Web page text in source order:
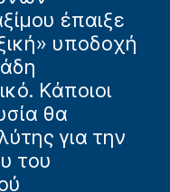
έπαιξε
υποδοχή
Κάποιοι
θα
για την
του